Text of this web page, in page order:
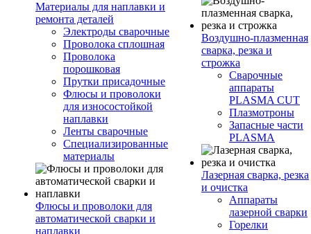
Материалы для наплавки и
ремонта деталей
Электроды сварочные
Проволока сплошная
Проволока
порошковая
Прутки присадочные
Флюсы и проволоки
для износостойкой
наплавки
Ленты сварочные
Специализированные
материалы
Флюсы и проволоки для
автоматической сварки и
наплавки
Воздушно-плазменная
сварка, резка и
строжка
Сварочные
аппараты
PLASMA CUT
Плазмотроны
Запасные части
PLASMA
Лазерная сварка, резка
и очистка
Аппараты
лазерной сварки
Горелки